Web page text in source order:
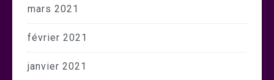
mars 2021
février 2021
janvier 2021